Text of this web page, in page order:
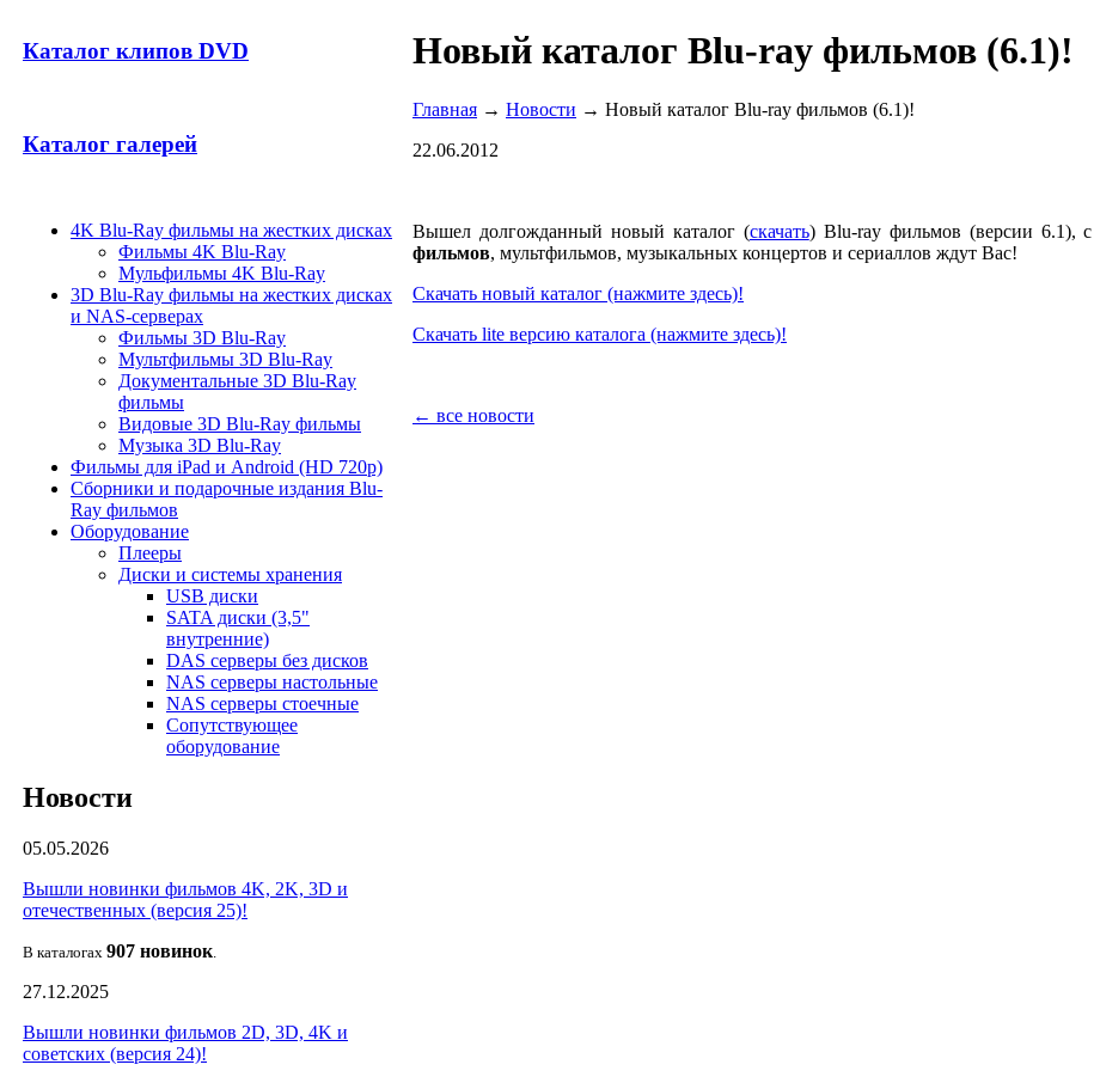
Каталог клипов DVD
Каталог галерей
4K Blu-Ray фильмы на жестких дисках
Фильмы 4K Blu-Ray
Мульфильмы 4K Blu-Ray
3D Blu-Ray фильмы на жестких дисках
и NAS-серверах
Фильмы 3D Blu-Ray
Мультфильмы 3D Blu-Ray
Документальные 3D Blu-Ray
фильмы
Видовые 3D Blu-Ray фильмы
Музыка 3D Blu-Ray
Фильмы для iPad и Android (HD 720p)
Сборники и подарочные издания Blu-
Ray фильмов
Оборудование
Плееры
Диски и системы хранения
USB диски
SATA диски (3,5"
внутренние)
DAS серверы без дисков
NAS серверы настольные
NAS серверы стоечные
Сопутствующее
оборудование
Новости
05.05.2026
Вышли новинки фильмов 4K, 2K, 3D и
отечественных (версия 25)!
В каталогах 907 новинок.
27.12.2025
Вышли новинки фильмов 2D, 3D, 4K и
советских (версия 24)!
Новый каталог Blu-ray фильмов (6.1)!
Главная → Новости → Новый каталог Blu-ray фильмов (6.1)!
22.06.2012
Вышел долгожданный новый каталог (скачать) Blu-ray фильмов (версии 6.1),
фильмов, мультфильмов, музыкальных концертов и сериаллов ждут Вас!
Скачать новый каталог (нажмите здесь)!
Скачать lite версию каталога (нажмите здесь)!
← все новости